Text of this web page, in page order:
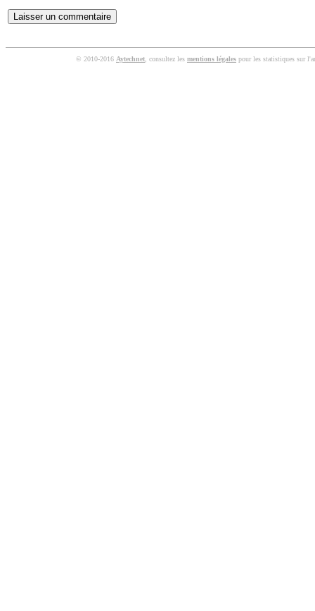
© 2010-2016 Aytechnet , consultez les mentions légales pour les statistiques sur